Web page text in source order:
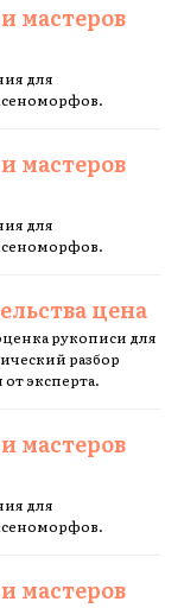
мастеров
для
мастеров
для
цена
рукописи для
разбор
эксперта.
мастеров
для
мастеров